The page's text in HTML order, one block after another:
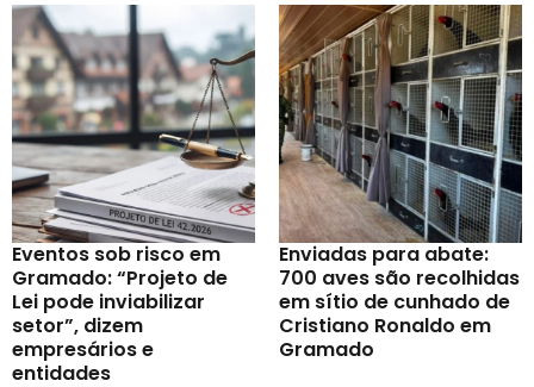
Eventos sob risco em
Gramado: “Projeto de
Lei pode inviabilizar
setor”, dizem
empresários e
entidades
Enviadas para abate:
700 aves são recolhidas
em sítio de cunhado de
Cristiano Ronaldo em
Gramado